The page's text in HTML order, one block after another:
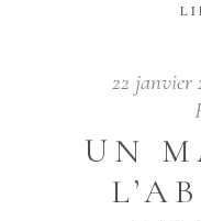
22 janvier
UN